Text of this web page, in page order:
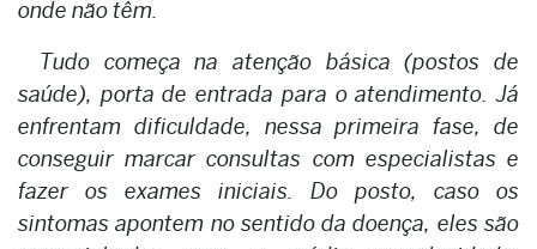
onde não têm.
Tudo começa na atenção básica (postos de
saúde), porta de entrada para o atendimento. Já
enfrentam dificuldade, nessa primeira fase, de
conseguir marcar consultas com especialistas e
fazer os exames iniciais. Do posto, caso os
sintomas apontem no sentido da doença, eles são